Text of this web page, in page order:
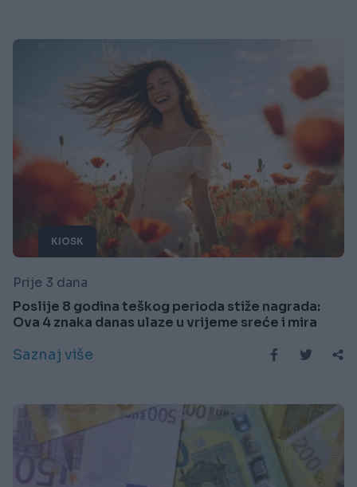
KIOSK
Prije 3 dana
Poslije 8 godina teškog perioda stiže nagrada:
Ova 4 znaka danas ulaze u vrijeme sreće i mira
Saznaj više